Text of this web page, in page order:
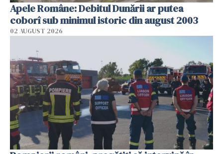
Apele Române: Debitul Dunării ar putea
coborî sub minimul istoric din august 2003
02 AUGUST 2026